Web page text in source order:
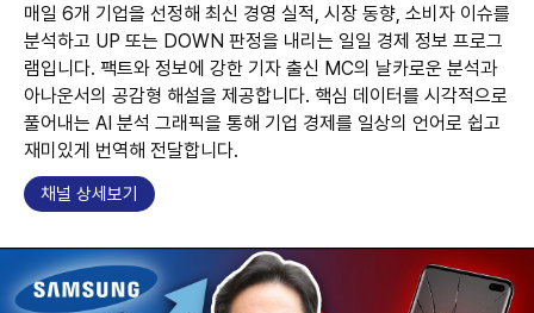
매일 6개 기업을 선정해 최신 경영 실적, 시장 동향, 소비자 이슈를
분석하고 UP 또는 DOWN 판정을 내리는 일일 경제 정보 프로그
램입니다. 팩트와 정보에 강한 기자 출신 MC의 날카로운 분석과
아나운서의 공감형 해설을 제공합니다. 핵심 데이터를 시각적으로
풀어내는 AI 분석 그래픽을 통해 기업 경제를 일상의 언어로 쉽고
재미있게 번역해 전달합니다.
채널 상세보기